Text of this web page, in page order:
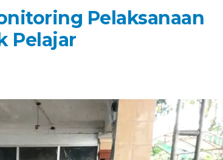
Pelaksanaan
Pelajar